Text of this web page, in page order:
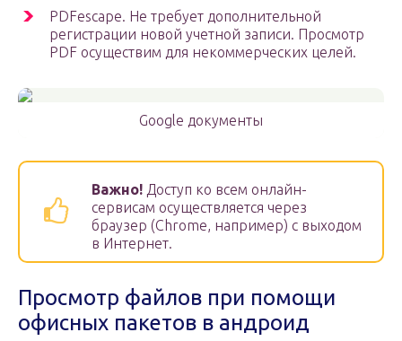
PDFescape. Не требует дополнительной
регистрации новой учетной записи. Просмотр
PDF осуществим для некоммерческих целей.
Google документы
Важно! Доступ ко всем онлайн-
сервисам осуществляется через
браузер (Chrome, например) с выходом
в Интернет.
Просмотр файлов при помощи
офисных пакетов в андроид